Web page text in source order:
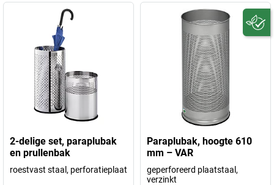
2-delige set, paraplubak
en prullenbak
roestvast staal, perforatieplaat
Paraplubak, hoogte 610
mm – VAR
geperforeerd plaatstaal,
verzinkt